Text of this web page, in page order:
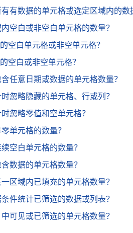
有数据的单元格或选定区域内的数
空白或非空白单元格的数量？
空白单元格或非空单元格？
空白或非空单元格？
任意日期或数据的单元格数量？
忽略隐藏的单元格、行或列？
忽略零值和空单元格？
单元格的数量？
空白单元格的数量？
数据的单元格数量？
区域内已填充的单元格数量？
件统计已筛选的数据或列表？
可见或已筛选的单元格数量？